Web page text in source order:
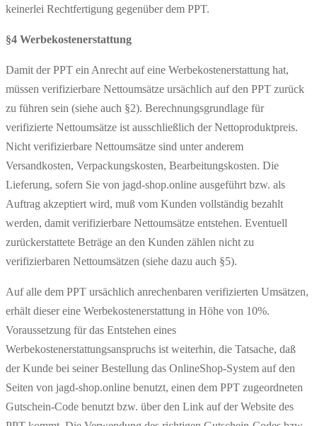
keinerlei Rechtfertigung gegenüber dem PPT.
§4 Werbekostenerstattung
Damit der PPT ein Anrecht auf eine Werbekostenerstattung hat,
müssen verifizierbare Nettoumsätze ursächlich auf den PPT zurück
zu führen sein (siehe auch §2). Berechnungsgrundlage für
verifizierte Nettoumsätze ist ausschließlich der Nettoproduktpreis.
Nicht verifizierbare Nettoumsätze sind unter anderem
Versandkosten, Verpackungskosten, Bearbeitungskosten. Die
Lieferung, sofern Sie von jagd-shop.online ausgeführt bzw. als
Auftrag akzeptiert wird, muß vom Kunden vollständig bezahlt
werden, damit verifizierbare Nettoumsätze entstehen. Eventuell
zurückerstattete Beträge an den Kunden zählen nicht zu
verifizierbaren Nettoumsätzen (siehe dazu auch §5).
Auf alle dem PPT ursächlich anrechenbaren verifizierten Umsätzen,
erhält dieser eine Werbekostenerstattung in Höhe von 10%.
Voraussetzung für das Entstehen eines
Werbekostenerstattungsanspruchs ist weiterhin, die Tatsache, daß
der Kunde bei seiner Bestellung das OnlineShop-System auf den
Seiten von jagd-shop.online benutzt, einen dem PPT zugeordneten
Gutschein-Code benutzt bzw. über den Link auf der Website des